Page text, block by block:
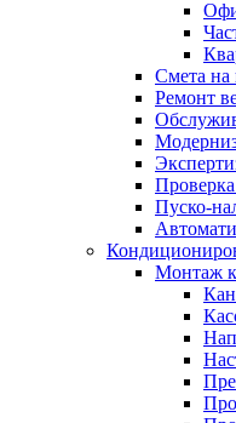
Смета на
Ремонт
Пуско-
Монтаж